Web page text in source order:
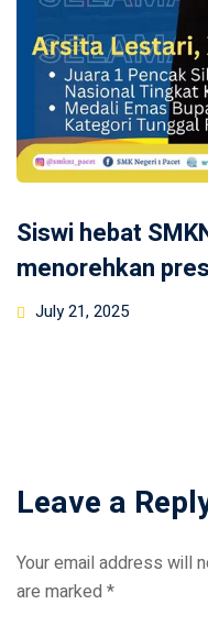
Siswi hebat
menorehkan
Posted
July 21, 2025
Leave a
Your email address will
are marked *